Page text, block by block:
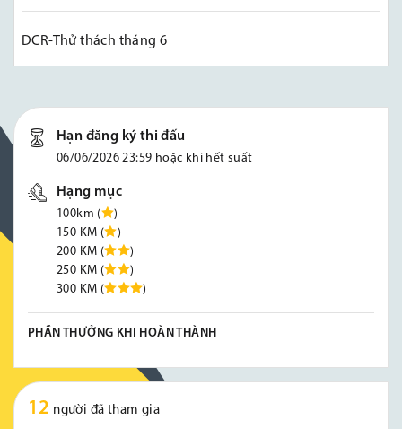
DCR-Thử thách tháng 6
Hạn đăng ký thi đấu
06/06/2026 23:59 hoặc khi hết suất
Hạng mục
100km (
)
150 KM (
)
200 KM (
)
250 KM (
)
300 KM (
)
PHẦN THƯỞNG KHI HOÀN THÀNH
12 người đã tham gia